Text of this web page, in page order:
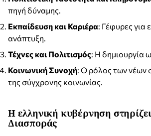
πηγή δύναμης.
Εκπαίδευση και Καριέρα: Γέφυρες για
ανάπτυξη.
Τέχνες και Πολιτισμός: Η δημιουργία
Κοινωνική Συνοχή: Ο ρόλος των νέων
της σύγχρονης κοινωνίας.
Η ελληνική κυβέρνηση
Διασποράς